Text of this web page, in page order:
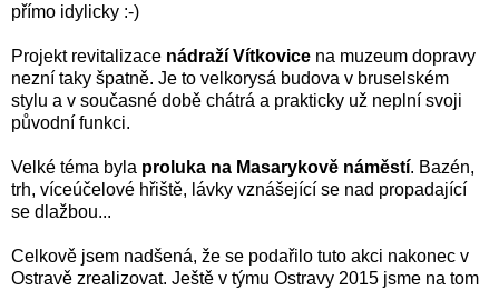
přímo idylicky :-)
Projekt revitalizace nádraží Vítkovice na muzeum dopravy
nezní taky špatně. Je to velkorysá budova v bruselském
stylu a v současné době chátrá a prakticky už neplní svoji
původní funkci.
Velké téma byla proluka na Masarykově náměstí. Bazén,
trh, víceúčelové hřiště, lávky vznášející se nad propadající
se dlažbou...
Celkově jsem nadšená, že se podařilo tuto akci nakonec v
Ostravě zrealizovat. Ještě v týmu Ostravy 2015 jsme na tom